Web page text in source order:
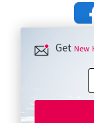
Get New